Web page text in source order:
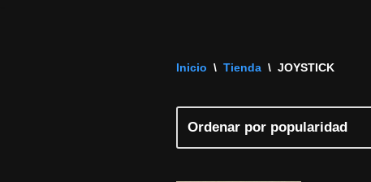
Inicio \ Tienda \ JOYSTICK